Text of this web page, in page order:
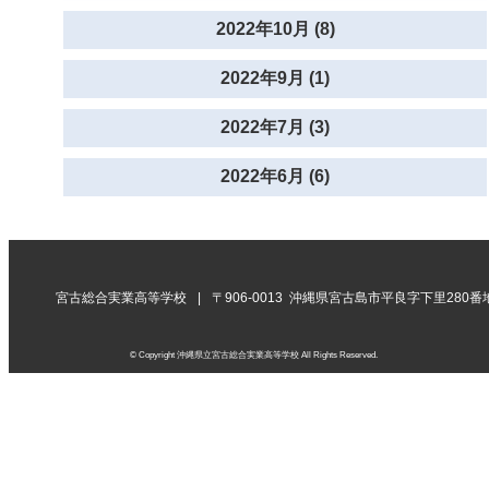
2022年10月 (8)
2022年9月 (1)
2022年7月 (3)
2022年6月 (6)
宮古総合実業高等学校 〒906-0013 沖縄県宮古島市平良字下里280番
© Copyright 沖縄県立宮古総合実業高等学校 All Rights Reserved.